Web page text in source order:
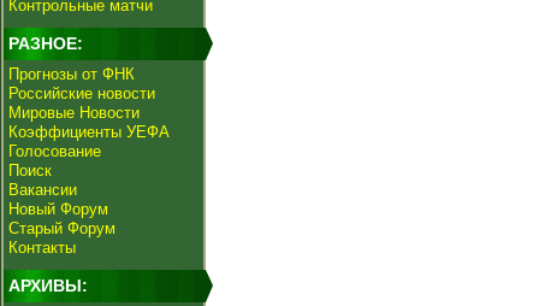
Контрольные матчи
РАЗНОЕ:
Прогнозы от ФНК
Российские новости
Мировые Новости
Коэффициенты УЕФА
Голосование
Поиск
Вакансии
Новый Форум
Старый Форум
Контакты
АРХИВЫ: